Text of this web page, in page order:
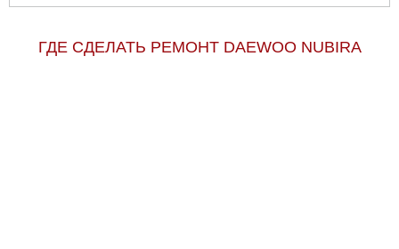
ГДЕ СДЕЛАТЬ РЕМОНТ DAEWOO NUBIRA